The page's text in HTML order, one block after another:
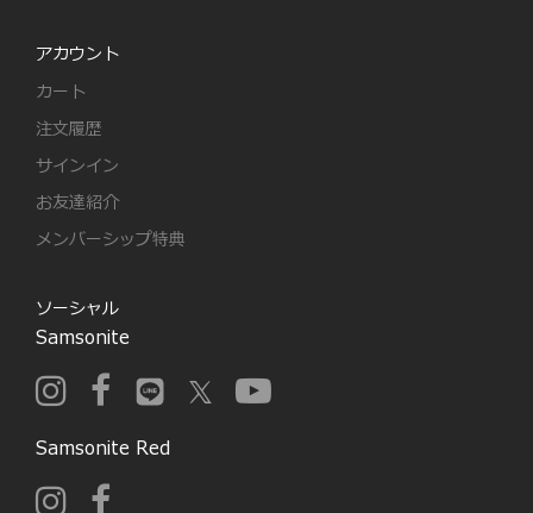
アカウント
カート
注文履歴
サインイン
お友達紹介
メンバーシップ特典
ソーシャル
Samsonite
Samsonite Red